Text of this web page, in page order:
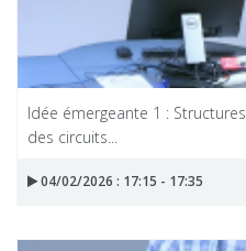
Idée émergeante 1 :
des circuits...
04/02/2026 : 17:15 - 17:35